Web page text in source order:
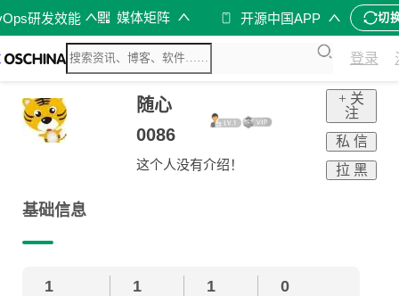
研发效能 媒体矩阵 开源中国APP 切
登录
随心
0086
这个人没有介绍！
+ 关
注
私 信
拉 黑
基础信息
1 1 1 0